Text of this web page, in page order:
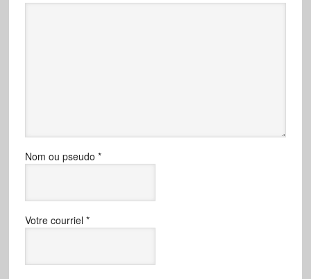
Nom ou pseudo *
Votre courriel *